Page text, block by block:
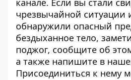
канале. Если вы стали
чрезвычайной ситуации
обнаружили опасный
бездыханное тело,
поджог, сообщите об
а также напишите в
Присоединиться к нему